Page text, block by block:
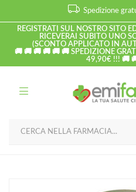
Spedizione
REGISTRATI SUL NOSTRO SITO
RICEVERAI SUBITO UNO
(SCONTO APPLICATO IN
🚚 🚚 🚚 🚚 🚚 🚚 SPEDIZIONE
49,90€ !!! 🚚